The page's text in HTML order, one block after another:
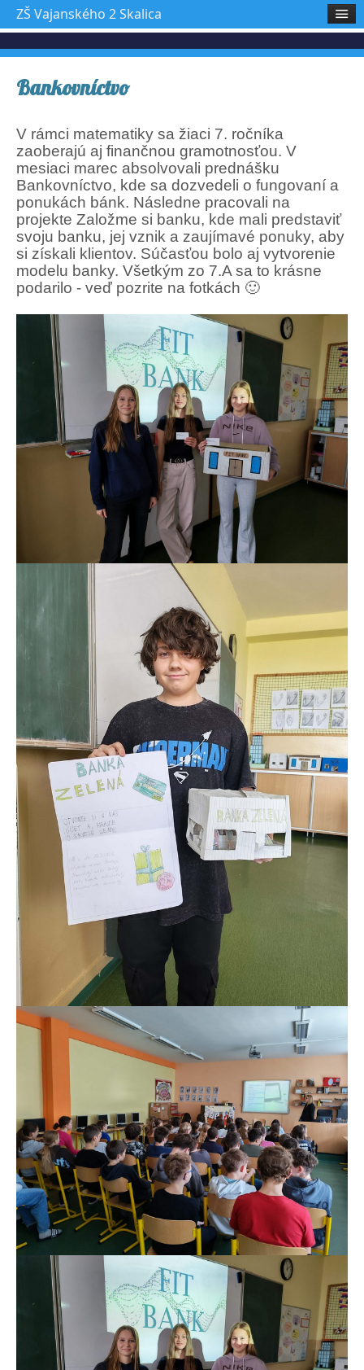
Bankovníctvo
V rámci matematiky sa žiaci 7. ročníka
zaoberajú aj finančnou gramotnosťou. V
mesiaci marec absolvovali prednášku
Bankovníctvo, kde sa dozvedeli o fungovaní a
ponukách bánk. Následne pracovali na
projekte Založme si banku, kde mali predstaviť
svoju banku, jej vznik a zaujímavé ponuky, aby
si získali klientov. Súčasťou bolo aj vytvorenie
modelu banky. Všetkým zo 7.A sa to krásne
podarilo - veď pozrite na fotkách 🙂
ZŠ Vajanského 2 Skalica